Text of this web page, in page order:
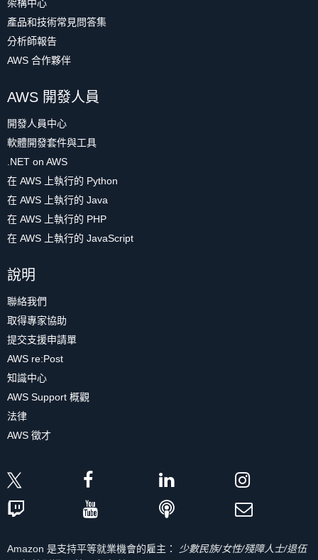
架構中心
產品和技術常見問答集
分析師報告
AWS 合作夥伴
AWS 開發人員
開發人員中心
軟體開發套件與工具
.NET on AWS
在 AWS 上執行的 Python
在 AWS 上執行的 Java
在 AWS 上執行的 PHP
在 AWS 上執行的 JavaScript
說明
聯絡我們
取得專家協助
提交支援申請單
AWS re:Post
知識中心
AWS Support 概觀
法律
AWS 徵才
Amazon 是支持平等就業機會的雇主：
少數民族/女性/殘障人士/退伍